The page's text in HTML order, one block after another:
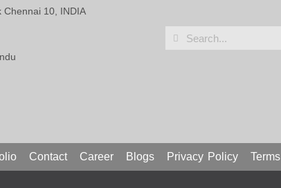
Chennai 10, INDIA
Contact Career Blogs Privacy Policy